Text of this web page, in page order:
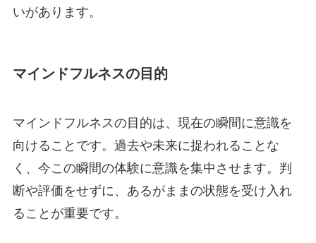
いがあります。
マインドフルネスの目的
マインドフルネスの目的は、現在の瞬間に意識を
向けることです。過去や未来に捉われることな
く、今この瞬間の体験に意識を集中させます。判
断や評価をせずに、あるがままの状態を受け入れ
ることが重要です。